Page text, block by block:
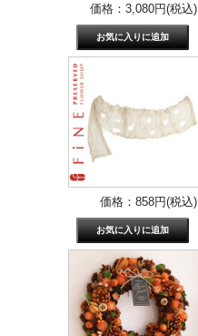
価格：3,080円(税込)
価格：858円(税込)